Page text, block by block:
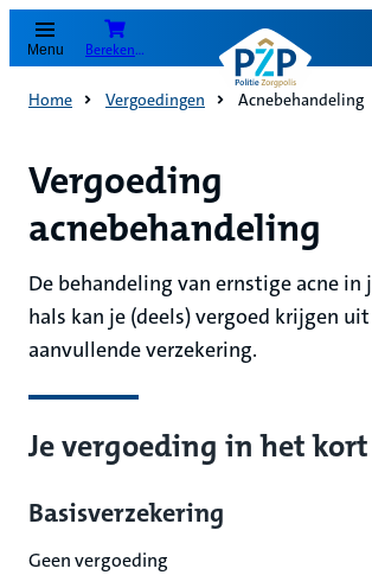
Menu Bereken je premie
Home Vergoedingen Acnebehandeling
Vergoeding
acnebehandeling
De behandeling van ernstige acne in
hals kan je (deels) vergoed krijgen
aanvullende verzekering.
Je vergoeding in het kort
Basisverzekering
Geen vergoeding